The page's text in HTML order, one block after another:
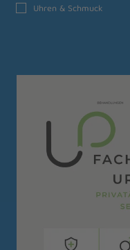
Uhren & Schmuck